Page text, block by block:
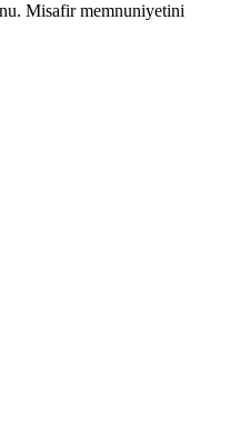
Misafir memnuniyetini